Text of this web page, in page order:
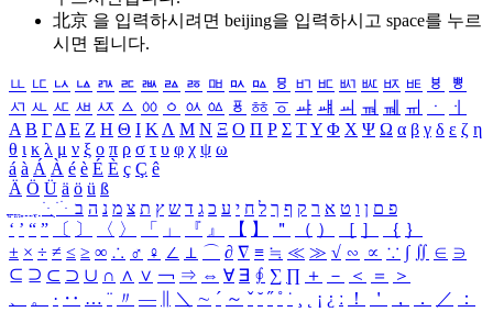
北京 을 입력하시려면 beijing을 입력하시고 space를 누르
시면 됩니다.
ㅥ ㅦ ㅧ ㅨ ㅩ ㅪ ㅫ ㅬ ㅭ ㅮ ㅯ ㅰ ㅱ ㅲ ㅳ ㅴ ㅵ ㅶ ㅷ ㅸ
ㅹ
ㅺ ㅻ ㅼ ㅽ ㅾ ㅿ ㆀ ㆁ ㆂ ㆃ ㆄ ㆅ ㆆ ㆇ ㆈ ㆉ ㆊ ㆋ ㆌ ㆍ
ㆎ
Α Β ΓΔ Ε Ζ Η Θ Ι ΚΛ Μ Ν Ξ Ο Π Ρ Σ ΤΥ Φ Χ Ψ Ω α β γ δ ε ζ η
θ ι κ λ μ ν ξ ο π ρ σ τ υ φ χ ψ ω
á à Á À é è É È ç Ç ê
Ä Ö Ü ä ö ü ß
ִֶֹ ֻּ ׁׂ פ ם ן ו ט א ר ק ף ך ל ח י ע כ ג ד ש ץ ת צ מ נ ה ב
‘ ’ “ ” 〔 〕 〈 〉 「 」 『 』 【 】 ＂ （ ） ［ ］ ｛ ｝
± × ÷ ≠ ≤ ≥ ∞ ∴ ♂ ♀ ∠ ⊥ ⌒ ∂ ∇ ≡ ≒ ≪ ≫ √ ∽ ∝ ∵ ∫ ∬ ∈ ∋
⊆ ⊇ ⊂ ⊃ ∪ ∩ ∧ ∨ ￢ ⇒ ⇔ ∀ ∃ ∮ ∑ ∏ ＋ － ＜ ＝
＞
、
。 · ‥ … ¨ 〃 ― ＼ ∼ ´ ～ ˇ ˘ ˝ ˚ ˙ ¸ ¡ ¿ ː ！ ＇ ， ． ／
：